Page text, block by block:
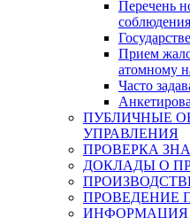
Перечень
Прием
атомному
Часто
ПУБЛИЧНЫЕ
УПРАВЛЕНИЯ
ПРОВЕРКА
ДОКЛАДЫ О
ПРОВЕДЕНИЕ
ИНФОРМАЦИЯ